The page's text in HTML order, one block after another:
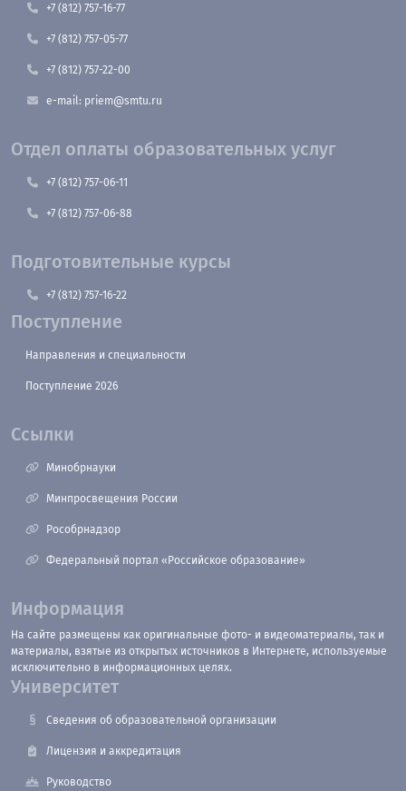
+7 (812) 757-16-77
+7 (812) 757-05-77
+7 (812) 757-22-00
e-mail: priem@smtu.ru
Отдел оплаты образовательных услуг
+7 (812) 757-06-11
+7 (812) 757-06-88
Подготовительные курсы
+7 (812) 757-16-22
Поступление
Направления и специальности
Поступление 2026
Ссылки
Минобрнауки
Минпросвещения России
Рособрнадзор
Федеральный портал «Российское образование»
Информация
На сайте размещены как оригинальные фото- и видеоматериалы, так и
материалы, взятые из открытых источников в Интернете, используемые
исключительно в информационных целях.
Университет
Сведения об образовательной организации
Лицензия и аккредитация
Руководство